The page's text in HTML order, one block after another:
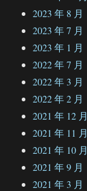
2023 年 8 月
2023 年 7 月
2023 年 1 月
2022 年 7 月
2022 年 3 月
2022 年 2 月
2021 年 12 月
2021 年 11 月
2021 年 10 月
2021 年 9 月
2021 年 3 月